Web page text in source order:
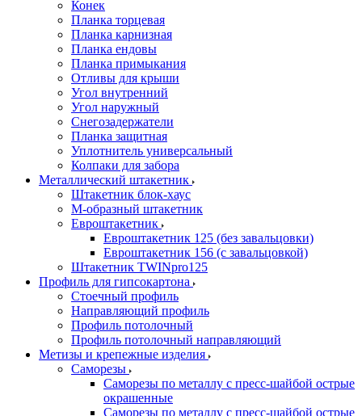
Конек
Планка торцевая
Планка карнизная
Планка ендовы
Планка примыкания
Отливы для крыши
Угол внутренний
Угол наружный
Снегозадержатели
Планка защитная
Уплотнитель универсальный
Колпаки для забора
Металлический штакетник
Штакетник блок-хаус
М-образный штакетник
Евроштакетник
Евроштакетник 125 (без завальцовки)
Евроштакетник 156 (с завальцовкой)
Штакетник TWINpro125
Профиль для гипсокартона
Стоечный профиль
Направляющий профиль
Профиль потолочный
Профиль потолочный направляющий
Метизы и крепежные изделия
Саморезы
Саморезы по металлу с пресс-шайбой острые
окрашенные
Саморезы по металлу с пресс-шайбой острые